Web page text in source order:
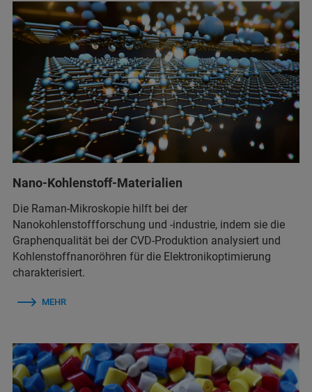
Nano-Kohlenstoff-Materialien
Die Raman-Mikroskopie hilft bei der
Nanokohlenstoffforschung und -industrie, indem sie die
Graphenqualität bei der CVD-Produktion analysiert und
Kohlenstoffnanoröhren für die Elektronikoptimierung
charakterisiert.
MEHR